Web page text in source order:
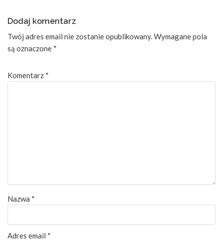
Dodaj komentarz
Twój adres email nie zostanie opublikowany.Wymagane pola
są oznaczone *
Komentarz *
Nazwa *
Adres email *